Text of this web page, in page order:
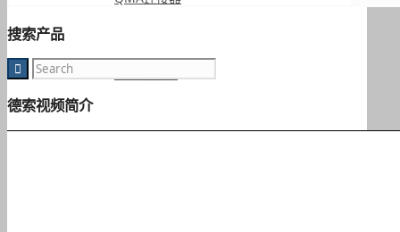
IPEX连接器
搜索产品
德索视频简介